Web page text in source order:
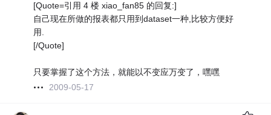
[Quote=引用 4 楼 xiao_fan85 的回复:]
自己现在所做的报表都只用到dataset一种,比较方便好
用.
[/Quote]
只要掌握了这个方法，就能以不变应万变了，嘿嘿
2009-05-17